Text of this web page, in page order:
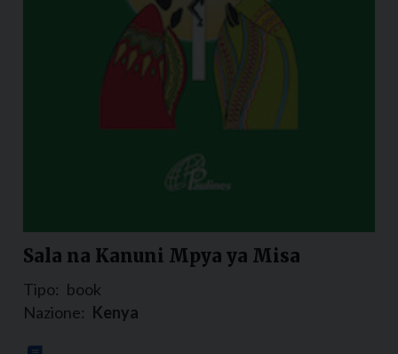
Sala na Kanuni Mpya ya Misa
Tipo: book
Nazione: Kenya